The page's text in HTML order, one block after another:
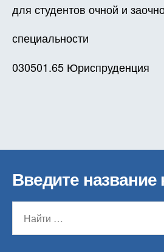
для студентов очной и
специальности
030501.65 Юриспруденция
Введите название